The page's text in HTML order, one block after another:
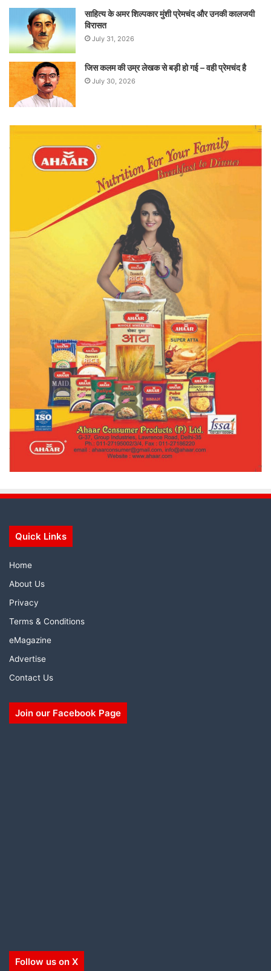
साहित्य के अमर शिल्पकार मुंशी प्रेमचंद और उनकी कालजयी
विरासत
July 31, 2026
जिस कलम की उम्र लेखक से बड़ी हो गई – वही प्रेमचंद है
July 30, 2026
Quick Links
Home
About Us
Privacy
Terms & Conditions
eMagazine
Advertise
Contact Us
Join our Facebook Page
Follow us on X